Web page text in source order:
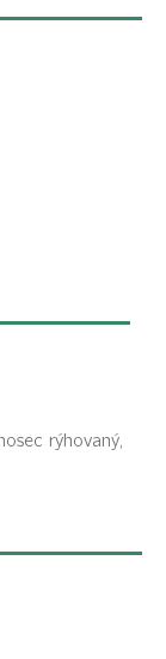
rýhovaný,